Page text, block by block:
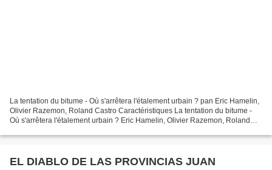
La tentation du bitume - Où s'arrêtera l'étalement urbain ? pan Eric Hamelin,
Olivier Razemon, Roland Castro Caractéristiques La tentation du bitume -
Où s'arrêtera l'étalement urbain ? Eric Hamelin, Olivier Razemon, Roland
EL DIABLO DE LAS PROVINCIAS JUAN